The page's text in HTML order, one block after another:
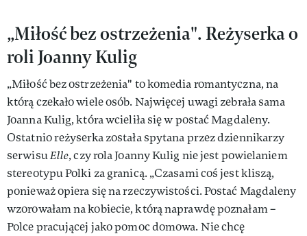
„Miłość bez ostrzeżenia". Reżyserka o
roli Joanny Kulig
„Miłość bez ostrzeżenia" to komedia romantyczna, na
którą czekało wiele osób. Najwięcej uwagi zebrała sama
Joanna Kulig, która wcieliła się w postać Magdaleny.
Ostatnio reżyserka została spytana przez dziennikarzy
serwisuElle, czy rola Joanny Kulig nie jest powielaniem
stereotypu Polki za granicą. „Czasami coś jest kliszą,
ponieważ opiera się na rzeczywistości. Postać Magdaleny
wzorowałam na kobiecie, którą naprawdę poznałam –
Polce pracującej jako pomoc domowa. Nie chcę